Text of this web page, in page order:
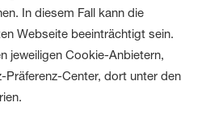
In diesem Fall kann die
Webseite beeinträchtigt sein.
jeweiligen Cookie-Anbietern,
Center, dort unter den